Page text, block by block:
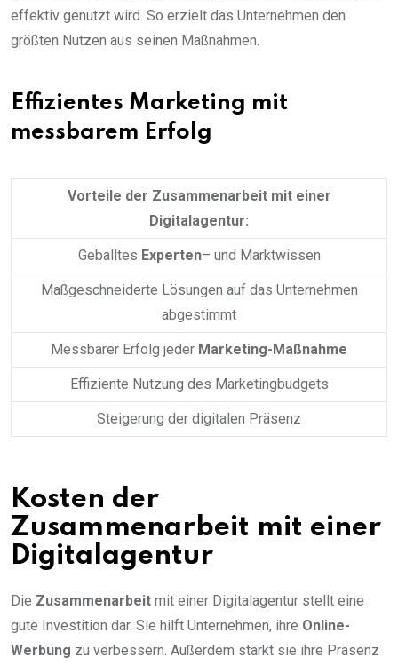
effektiv genutzt wird. So erzielt das Unternehmen den
größten Nutzen aus seinen Maßnahmen.
Effizientes Marketing mit
messbarem Erfolg
Vorteile der Zusammenarbeit mit einer
Digitalagentur:
Geballtes Experten– und Marktwissen
Maßgeschneiderte Lösungen auf das Unternehmen
abgestimmt
Messbarer Erfolg jeder Marketing-Maßnahme
Effiziente Nutzung des Marketingbudgets
Steigerung der digitalen Präsenz
Kosten der
Zusammenarbeit mit einer
Digitalagentur
Die Zusammenarbeit mit einer Digitalagentur stellt eine
gute Investition dar. Sie hilft Unternehmen, ihre Online-
Werbung zu verbessern. Außerdem stärkt sie ihre Präsenz